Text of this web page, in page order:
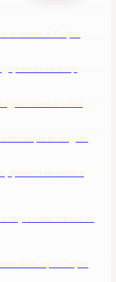
и латекс в София
за жилища
за шпакловка
на подове
фаянс и мозайка в
акустични тавани от
на къща в София